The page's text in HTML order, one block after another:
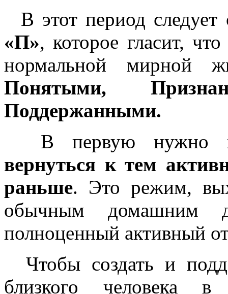
В этот период следует
«П», которое гласит,
нормальной мирной
Понятыми,
Поддержанными.
В первую нужно
вернуться к тем
раньше. Это режим,
обычным домашним
полноценный активный
Чтобы создать и
близкого человека